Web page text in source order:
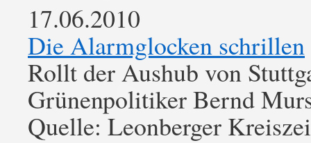
17.06.2010
Die Alarmglocken schrillen
Rollt der Aushub von
Grünenpolitiker Bernd
Quelle: Leonberger